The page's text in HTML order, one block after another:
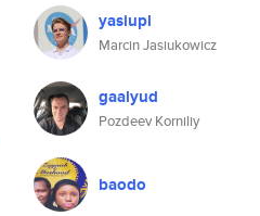
yasiupl
Marcin Jasiukowicz
gaalyud
Pozdeev Korniliy
baodo